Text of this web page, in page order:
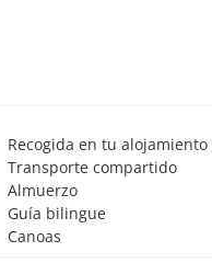
Recogida en tu
Transporte compartido
Almuerzo
Guía bilingue
Canoas